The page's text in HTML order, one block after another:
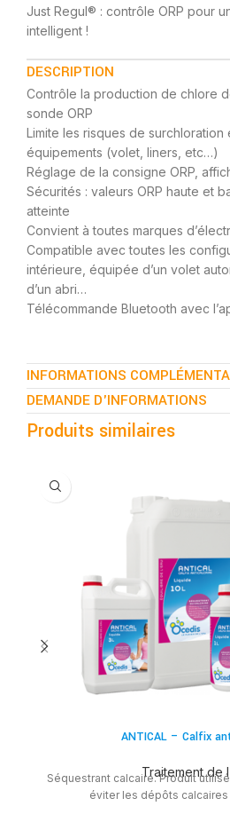
Just Regul® : contrôle ORP pour
intelligent !
DESCRIPTION
Contrôle la production de chlore
sonde ORP
Limite les risques de
équipements (volet, liners, etc…)
Réglage de la consigne ORP,
Sécurités : valeurs ORP haute et
atteinte
Convient à toutes marques
Compatible avec toutes les
intérieure, équipée d’un volet
d’un abri…
Télécommande Bluetooth avec
INFORMATIONS
DEMANDE D'INFORMATIONS
Produits similaires
ANTICAL – Calfix
Traitement de
Séquestrant calcaire. Produit
éviter les dépôts